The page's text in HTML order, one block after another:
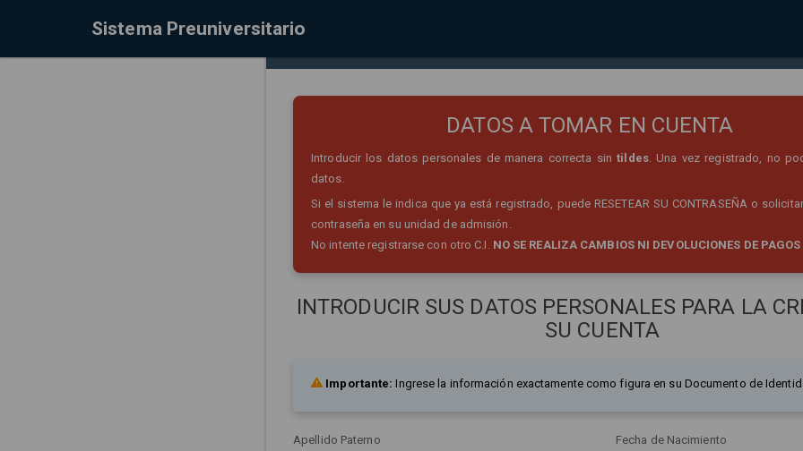
Sistema Preuniversitario
DATOS A TOMAR EN CUENTA
Introducir los datos personales de manera correcta sintildes. Una vez registrado, no
datos.
Si el sistema le indica que ya está registrado, puede RESETEAR SU CONTRASEÑA o
contraseña en su unidad de admisión.
No intente registrarse con otro C.I. NO SE REALIZA CAMBIOS NI DEVOLUCIONES DE
INTRODUCIR SUS DATOS PERSONALES PARA LA
SU CUENTA
Importante: Ingrese la información exactamente como figura en su Documento de
Apellido Paterno Fecha de Nacimiento